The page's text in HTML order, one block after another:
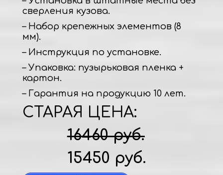
сверления кузова.
– Набор крепежных элементов (8
мм).
– Инструкция по установке.
– Упаковка: пузырьковая пленка +
картон.
– Гарантия на продукцию 10 лет.
СТАРАЯ ЦЕНА:
16460 руб.
15450 руб.